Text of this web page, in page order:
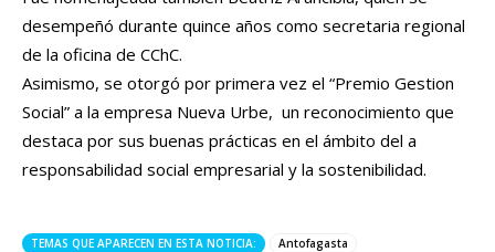
desempeñó durante quince años como secretaria regional
de la oficina de CChC.
Asimismo, se otorgó por primera vez el “Premio Gestion
Social” a la empresa Nueva Urbe, un reconocimiento que
destaca por sus buenas prácticas en el ámbito del a
responsabilidad social empresarial y la sostenibilidad.
TEMAS QUE APARECEN EN ESTA NOTICIA:
Antofagasta